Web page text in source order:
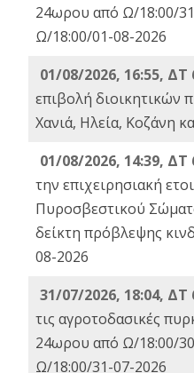
24ωρου από Ω/18:00/
Ω/18:00/01-08-2026
01/08/2026, 16:55, ΔΤ
επιβολή διοικητικών
Χανιά, Ηλεία, Κοζάνη
01/08/2026, 14:39, ΔΤ
την επιχειρησιακή
Πυροσβεστικού
δείκτη πρόβλεψης
08-2026
31/07/2026, 18:04, ΔΤ
τις αγροτοδασικές
24ωρου από Ω/18:00/
Ω/18:00/31-07-2026